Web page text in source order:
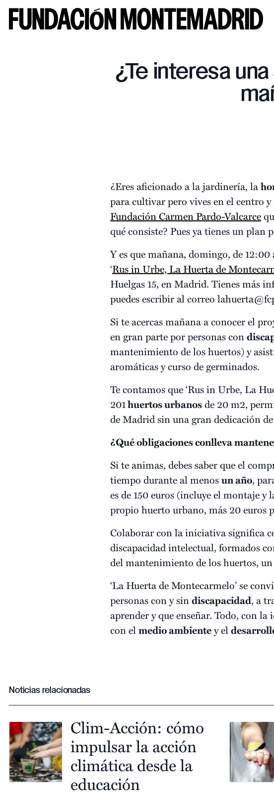
¿Te interesa
¿Eres aficionado a la jardinería, la
para cultivar pero vives en el centro
Fundación Carmen Pardo-Valcarce
qué consiste? Pues ya tienes un plan
Y es que mañana, domingo, de 12:00
‘Rus in Urbe, La Huerta de
Huelgas 15, en Madrid. Tienes más
puedes escribir al correo
Si te acercas mañana a conocer el
en gran parte por personas con
mantenimiento de los huertos) y
aromáticas y curso de germinados.
Te contamos que ‘Rus in Urbe, La
201huertos urbanosde 20 m2,
de Madrid sin una gran dedicación
¿Qué obligaciones conlleva
Si te animas, debes saber que el
tiempo durante al menosun año,
es de 150 euros (incluye el montaje y
propio huerto urbano, más 20 euros
Colaborar con la iniciativa significa
discapacidad intelectual, formados
del mantenimiento de los huertos,
‘La Huerta de Montecarmelo’ se
personas con y sindiscapacidad, a
aprender y que enseñar. Todo, con
con elmedio ambientey el
Noticias relacionadas
Clim-Acción: cómo
impulsar la acción
climática desde la
educación